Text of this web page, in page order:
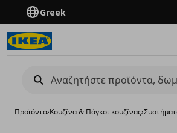
Greek
Προϊόντα›Κουζίνα & Πάγκοι κουζίνας›